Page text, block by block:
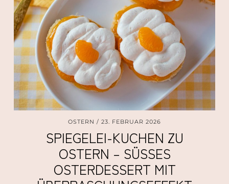
OSTERN 23. FEBRUAR 2026
SPIEGELEI-KUCHEN ZU
OSTERN – SÜSSES O
STERDESSERT MIT Ü